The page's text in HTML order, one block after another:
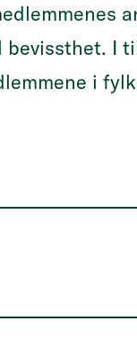
I
i